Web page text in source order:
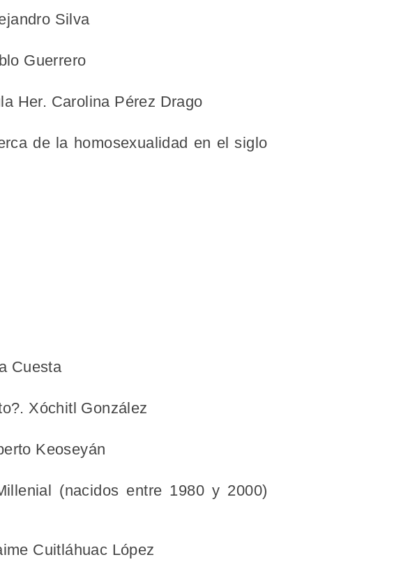
Silva
Guerrero
Her. Carolina Pérez Drago
de la homosexualidad en el siglo
Cuesta
Xóchitl González
Keoseyán
(nacidos entre 1980 y 2000)
Cuitláhuac López